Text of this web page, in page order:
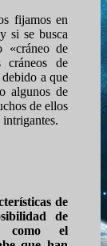
fijamos en
si se busca
«cráneo de
de
debido a que
algunos de
de ellos
intrigantes.
de
de
como el